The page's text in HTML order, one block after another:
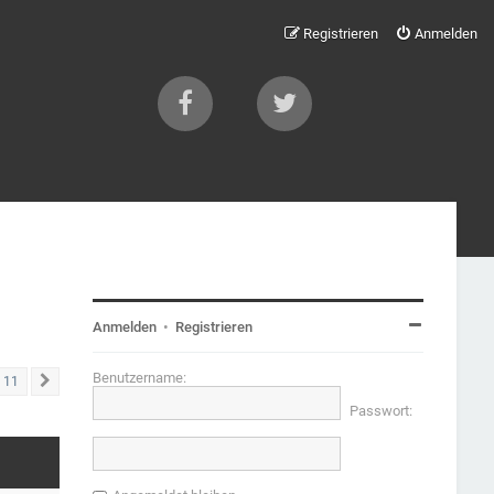
Anmelden
Registrieren
11 Nächste
Anmelden • Registrieren
Benutzername:
Passwort: